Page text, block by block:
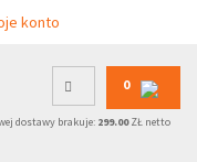
konto
0
dostawy brakuje: 299.00ZŁ netto